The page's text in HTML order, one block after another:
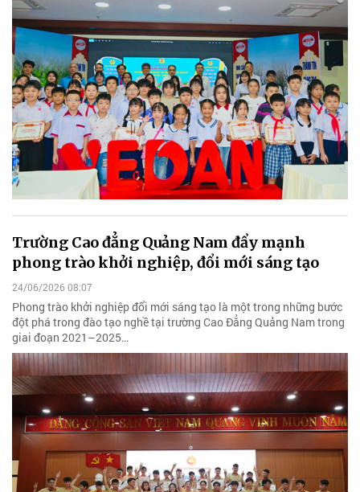
Trường Cao đẳng Quảng Nam đẩy mạnh
phong trào khởi nghiệp, đổi mới sáng tạo
24/06/2026 08:07
Phong trào khởi nghiệp đổi mới sáng tạo là một trong những bước
đột phá trong đào tạo nghề tại trường Cao Đẳng Quảng Nam trong
giai đoạn 2021–2025…